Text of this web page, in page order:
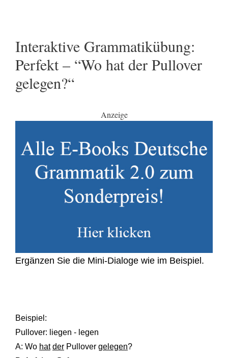
Interaktive Grammatikübung:
Perfekt – “Wo hat der Pullover
gelegen?“
Anzeige